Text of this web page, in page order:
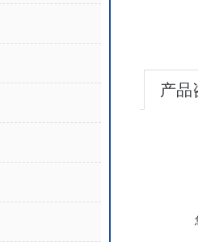
产品